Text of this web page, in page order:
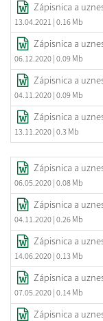
Zápisnica a
13.04.2021 | 0.16 Mb
Zápisnica a
06.12.2020 | 0.09 Mb
Zápisnica a
04.11.2020 | 0.09 Mb
Zápisnica a
13.11.2020 | 0.3 Mb
Zápisnica a
06.05.2020 | 0.08 Mb
Zápisnica a
04.11.2020 | 0.26 Mb
Zápisnica a
14.06.2020 | 0.13 Mb
Zápisnica a
07.05.2020 | 0.14 Mb
Zápisnica a